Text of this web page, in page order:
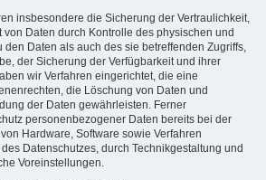
insbesondere die Sicherung der Vertraulichkeit,
von Daten durch Kontrolle des physischen und
Daten als auch des sie betreffenden Zugriffs,
der Sicherung der Verfügbarkeit und ihrer
wir Verfahren eingerichtet, die eine
die Löschung von Daten und
der Daten gewährleisten. Ferner
personenbezogener Daten bereits bei der
Hardware, Software sowie Verfahren
Datenschutzes, durch Technikgestaltung und
Voreinstellungen.